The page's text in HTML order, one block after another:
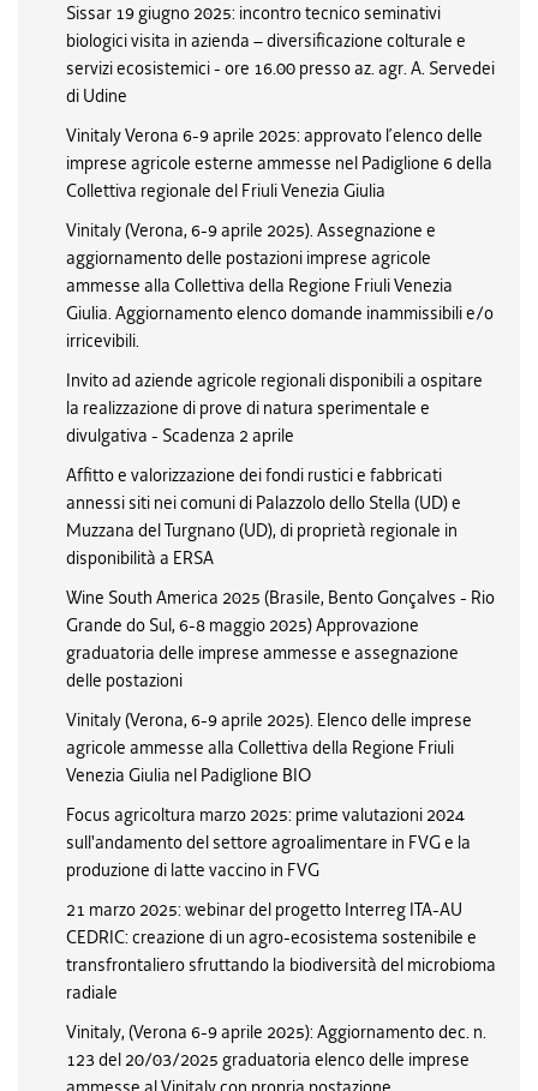
Sissar 19 giugno 2025: incontro tecnico seminativi
biologici visita in azienda – diversificazione colturale e
servizi ecosistemici - ore 16.00 presso az. agr. A. Servedei
di Udine
Vinitaly Verona 6-9 aprile 2025: approvato l’elenco delle
imprese agricole esterne ammesse nel Padiglione 6 della
Collettiva regionale del Friuli Venezia Giulia
Vinitaly (Verona, 6-9 aprile 2025). Assegnazione e
aggiornamento delle postazioni imprese agricole
ammesse alla Collettiva della Regione Friuli Venezia
Giulia. Aggiornamento elenco domande inammissibili e/o
irricevibili.
Invito ad aziende agricole regionali disponibili a ospitare
la realizzazione di prove di natura sperimentale e
divulgativa - Scadenza 2 aprile
Affitto e valorizzazione dei fondi rustici e fabbricati
annessi siti nei comuni di Palazzolo dello Stella (UD) e
Muzzana del Turgnano (UD), di proprietà regionale in
disponibilità a ERSA
Wine South America 2025 (Brasile, Bento Gonçalves - Rio
Grande do Sul, 6-8 maggio 2025) Approvazione
graduatoria delle imprese ammesse e assegnazione
delle postazioni
Vinitaly (Verona, 6-9 aprile 2025). Elenco delle imprese
agricole ammesse alla Collettiva della Regione Friuli
Venezia Giulia nel Padiglione BIO
Focus agricoltura marzo 2025: prime valutazioni 2024
sull'andamento del settore agroalimentare in FVG e la
produzione di latte vaccino in FVG
21 marzo 2025: webinar del progetto Interreg ITA-AU
CEDRIC: creazione di un agro-ecosistema sostenibile e
transfrontaliero sfruttando la biodiversità del microbioma
radiale
Vinitaly, (Verona 6-9 aprile 2025): Aggiornamento dec. n.
123 del 20/03/2025 graduatoria elenco delle imprese